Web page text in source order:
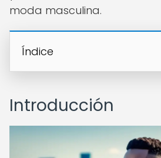
moda masculina.
Índice
Introducción